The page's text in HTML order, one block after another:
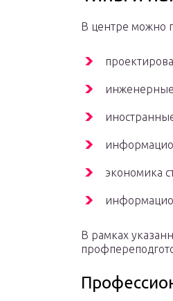
В центре можно
экономика
В рамках